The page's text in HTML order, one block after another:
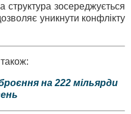
структура зосереджується
уникнути конфлікту
на 222 мільярди